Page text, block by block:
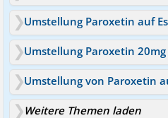
Umstellung Paroxetin auf
Umstellung Paroxetin
Umstellung von Paroxetin
Weitere Themen laden